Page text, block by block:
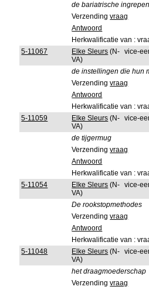
de bariatrische ingrepen
Verzendingvraag
Antwoord
Herkwalificatie van :
5-11067
Elke Sleurs (N-
VA)
vice-
de instellingen die hun
Verzendingvraag
Antwoord
Herkwalificatie van :
5-11059
Elke Sleurs (N-
VA)
vice-
de tijgermug
Verzendingvraag
Antwoord
Herkwalificatie van :
5-11054
Elke Sleurs (N-
VA)
vice-
De rookstopmethodes
Verzendingvraag
Antwoord
Herkwalificatie van :
5-11048
Elke Sleurs (N-
VA)
vice-
het draagmoederschap
Verzendingvraag